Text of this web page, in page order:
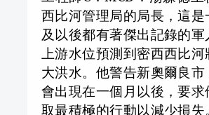
西比河管理局的局長，這
及以後都有著傑出記錄的
上游水位預測到密西西比
大洪水。他警告新奧爾良
會出現在一個月以後，要
取最積極的行動以減少損失